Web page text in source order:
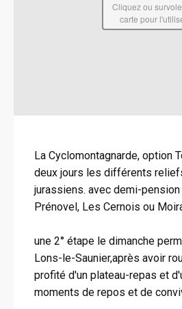
Cliquez ou
carte pour
La Cyclomontagnarde, option
deux jours les différents
jurassiens. avec demi-
Prénovel, Les Cernois ou
une 2° étape le dimanche
Lons-le-Saunier,après avoir
profité d'un plateau-repas et
moments de repos et de